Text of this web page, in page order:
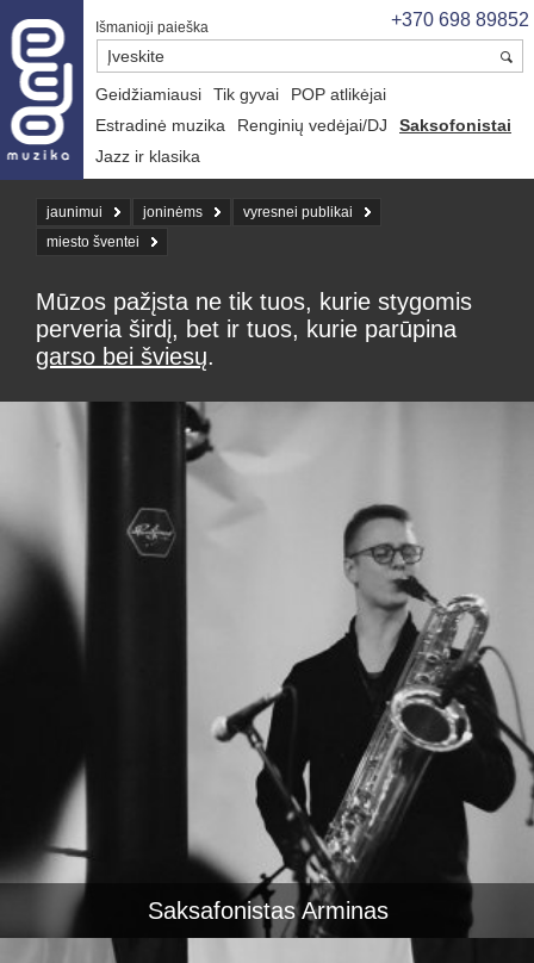
+370 698 89852
Išmanioji paieška
Geidžiamiausi Tik gyvai
POP atlikėjai
Estradinė muzika
Renginių vedėjai/DJ
Saksofonistai
Jazz ir klasika
jaunimui joninėms
vyresnei publikai
miesto šventei
Mūzos pažįsta ne tik tuos, kurie stygomis
perveria širdį, bet ir tuos, kurie parūpina
garso bei šviesų.
Saksafonistas Arminas